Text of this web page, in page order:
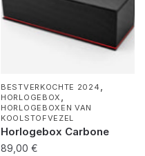
BESTVERKOCHTE 2024
HORLOGEBOX
HORLOGEBOXEN VAN
KOOLSTOFVEZEL
Horlogebox Carbone
89,00 €